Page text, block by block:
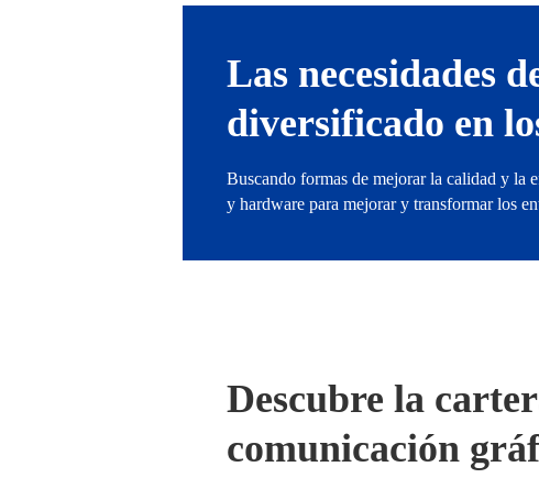
Las necesidades
diversificado en
Buscando formas de mejorar la calidad y la
y hardware para mejorar y transformar los
Descubre la
comunicación